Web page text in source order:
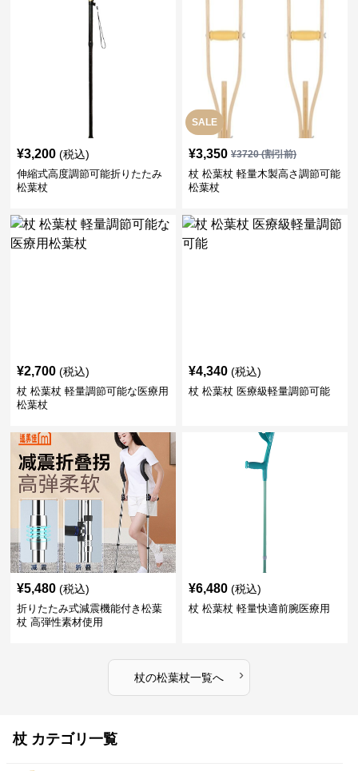
¥3,200 (税込)
伸縮式高度調節可能折りたたみ
松葉杖
SALE
¥3,350 ¥3720(割引前)
杖 松葉杖 軽量木製高さ調節可能
松葉杖
¥2,700 (税込)
杖 松葉杖 軽量調節可能な医療用
松葉杖
¥4,340 (税込)
杖 松葉杖 医療級軽量調節可能
¥5,480 (税込)
折りたたみ式減震機能付き松葉
杖 高弾性素材使用
¥6,480 (税込)
杖 松葉杖 軽量快適前腕医療用
杖の松葉杖一覧へ ›
杖 カテゴリ一覧